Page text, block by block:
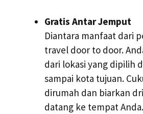
Gratis Antar Jemput
Diantara manfaat dari
travel door to door.
dari lokasi yang dipilih
sampai kota tujuan.
dirumah dan biarkan
datang ke tempat